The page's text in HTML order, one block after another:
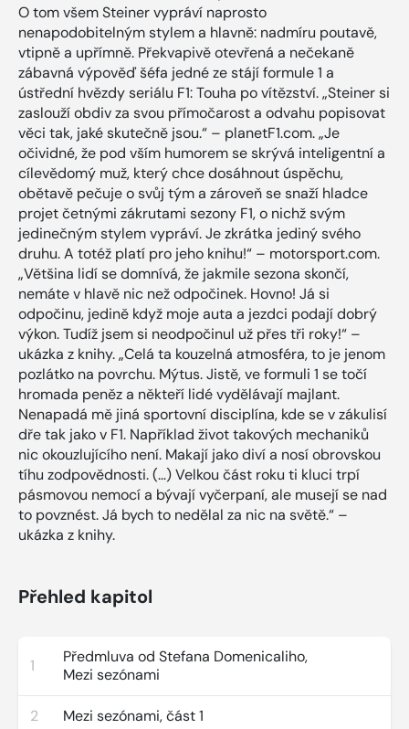
O tom všem Steiner vypráví naprosto
nenapodobitelným stylem a hlavně: nadmíru poutavě,
vtipně a upřímně. Překvapivě otevřená a nečekaně
zábavná výpověď šéfa jedné ze stájí formule 1 a
ústřední hvězdy seriálu F1: Touha po vítězství. „Steiner si
zaslouží obdiv za svou přímočarost a odvahu popisovat
věci tak, jaké skutečně jsou.“ – planetF1.com. „Je
očividné, že pod vším humorem se skrývá inteligentní a
cílevědomý muž, který chce dosáhnout úspěchu,
obětavě pečuje o svůj tým a zároveň se snaží hladce
projet četnými zákrutami sezony F1, o nichž svým
jedinečným stylem vypráví. Je zkrátka jediný svého
druhu. A totéž platí pro jeho knihu!“ – motorsport.com.
„Většina lidí se domnívá, že jakmile sezona skončí,
nemáte v hlavě nic než odpočinek. Hovno! Já si
odpočinu, jedině když moje auta a jezdci podají dobrý
výkon. Tudíž jsem si neodpočinul už přes tři roky!“ –
ukázka z knihy. „Celá ta kouzelná atmosféra, to je jenom
pozlátko na povrchu. Mýtus. Jistě, ve formuli 1 se točí
hromada peněz a někteří lidé vydělávají majlant.
Nenapadá mě jiná sportovní disciplína, kde se v zákulisí
dře tak jako v F1. Například život takových mechaniků
nic okouzlujícího není. Makají jako diví a nosí obrovskou
tíhu zodpovědnosti. (…) Velkou část roku ti kluci trpí
pásmovou nemocí a bývají vyčerpaní, ale musejí se nad
to povznést. Já bych to nedělal za nic na světě.“ –
ukázka z knihy.
Přehled kapitol
1
Předmluva od Stefana Domenicaliho,
Mezi sezónami
2 Mezi sezónami, část 1